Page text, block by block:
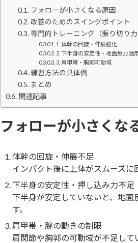
フォローが小さくなる原因
改善のためのスイングポイント
専門的トレーニング（振り切り力
1. 体幹の回旋・伸展強化
2. 下半身の安定性・地面反力活
3. 肩甲帯・胸郭可動域
練習方法の具体例
まとめ
関連記事
フォローが小さくな
体幹の回旋・伸展不足
インパクト後に上体がスムーズに
下半身の安定性・押し込み力不足
下半身が安定していないと、地
す。
肩甲帯・腕の動きの制限
肩関節や胸郭の可動域が不足して